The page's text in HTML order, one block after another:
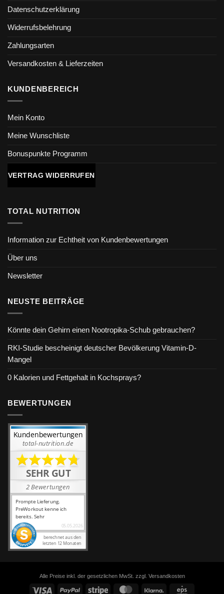
Datenschutzerklärung
Widerrufsbelehrung
Zahlungsarten
Versandkosten & Lieferzeiten
KUNDENBEREICH
Mein Konto
Meine Wunschliste
Bonuspunkte Programm
VERTRAG WIDERRUFEN
TOTAL NUTRITION
Information zur Echtheit von Kundenbewertungen
Über uns
Newsletter
NEUSTE BEITRÄGE
Könnte dein Gehirn einen Nootropika-Schub gebrauchen?
RKI-Studie bescheinigt deutscher Bevölkerung Vitamin-D-
Mangel
0 Kalorien und Fettgehalt in Kochsprays?
BEWERTUNGEN
Alle Preise inkl. der gesetzlichen MwSt. zzgl. Versandkosten
Visa PayPal Stripe MasterCard Klarna